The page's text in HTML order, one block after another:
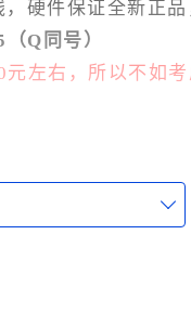
硬件保证全新正品
Q同号）
左右，所以不如